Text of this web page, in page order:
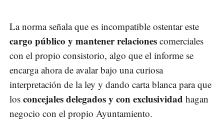
La norma señala que es incompatible ostentar este
cargo público y mantener relaciones comerciales
con el propio consistorio, algo que el informe se
encarga ahora de avalar bajo una curiosa
interpretación de la ley y dando carta blanca para que
los concejales delegados y con exclusividad hagan
negocio con el propio Ayuntamiento.